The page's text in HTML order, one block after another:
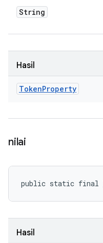
String
Hasil
TokenProperty
nilai
public static final
Hasil